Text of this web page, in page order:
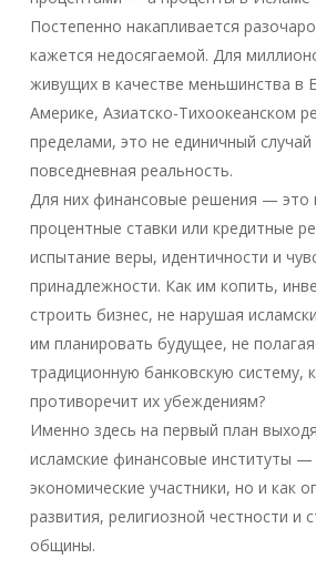
Постепенно накапливается
кажется недосягаемой. Для
живущих в качестве меньшинства в
Америке, Азиатско-Тихоокеанском
пределами, это не единичный
повседневная реальность.
Для них финансовые решения — это
процентные ставки или кредитные
испытание веры, идентичности и
принадлежности. Как им копить,
строить бизнес, не нарушая
им планировать будущее, не
традиционную банковскую систему,
противоречит их убеждениям?
Именно здесь на первый план
исламские финансовые институты —
экономические участники, но и как
развития, религиозной честности и
общины.